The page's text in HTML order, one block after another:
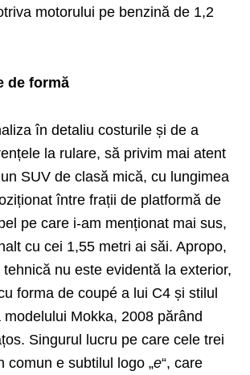
motorului pe benzină de 1,2
de formă
în detaliu costurile și de a
la rulare, să privim mai atent
SUV de clasă mică, cu lungimea
între frații de platformă de
pe care i-am menționat mai sus,
cu cei 1,55 metri ai săi. Apropo,
nu este evidentă la exterior,
forma de coupé a lui C4 și stilul
Mokka, 2008 părând
Singurul lucru pe care cele trei
comun e subtilul logo „e“, care